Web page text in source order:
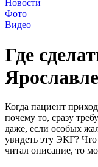
Новости
Фото
Видео
Где
Ярославле
Когда пациент
почему то, сразу
даже, если особых
увидеть эту ЭКГ?
читал описание, то